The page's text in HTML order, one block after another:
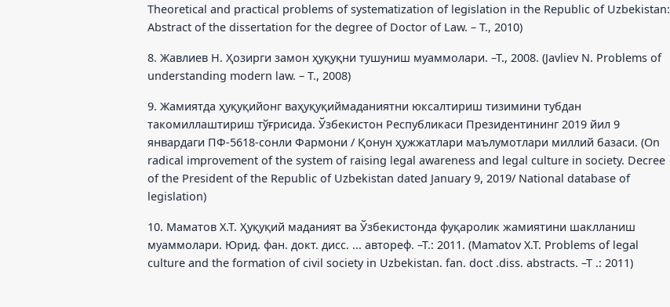
Theoretical and practical problems of systematization of legislation in the Republic of Uzbekistan:
Abstract of the dissertation for the degree of Doctor of Law. – T., 2010)
8. Жавлиев Н. Ҳозирги замон ҳуқуқни тушуниш муаммолари. –Т., 2008. (Javliev N. Problems of
understanding modern law. – T., 2008)
9. Жамиятда ҳуқуқийонг ваҳуқуқиймаданиятни юксалтириш тизимини тубдан
такомиллаштириш тўғрисида. Ўзбекистон Республикаси Президентининг 2019 йил 9
январдаги ПФ-5618-сонли Фармони / Қонун ҳужжатлари маълумотлари миллий базаси. (On
radical improvement of the system of raising legal awareness and legal culture in society. Decree
of the President of the Republic of Uzbekistan dated January 9, 2019/ National database of
legislation)
10. Маматов Х.Т. Ҳуқуқий маданият ва Ўзбекистонда фуқаролик жамиятини шаклланиш
муаммолари. Юрид. фан. докт. дисс. ... автореф. –Т.: 2011. (Mamatov X.T. Problems of legal
culture and the formation of civil society in Uzbekistan. fan. doct .diss. abstracts. –T .: 2011)